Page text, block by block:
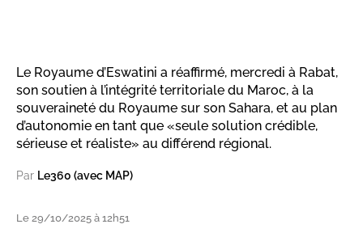
Le Royaume d’Eswatini a réaffirmé, mercredi à Rabat,
son soutien à l’intégrité territoriale du Maroc, à la
souveraineté du Royaume sur son Sahara, et au plan
d’autonomie en tant que «seule solution crédible,
sérieuse et réaliste» au différend régional.
Par Le360 (avec MAP)
Le 29/10/2025 à 12h51